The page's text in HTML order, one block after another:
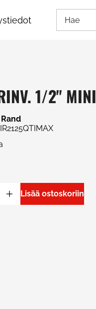
1/2" MINI
IR2125QTIMAX
Lisää ostoskoriin